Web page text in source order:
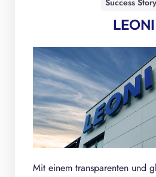
LEONI
Mit einem transparenten und